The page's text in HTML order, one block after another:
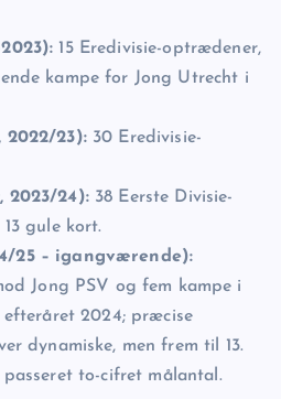
15 Eredivisie-optrædener,
kampe for Jong Utrecht i
2022/23):30 Eredivisie-
2023/24):38 Eerste Divisie-
gule kort.
25 – igangværende):
Jong PSV og fem kampe i
2024; præcise
dynamiske, men frem til 13.
to-cifret målantal.